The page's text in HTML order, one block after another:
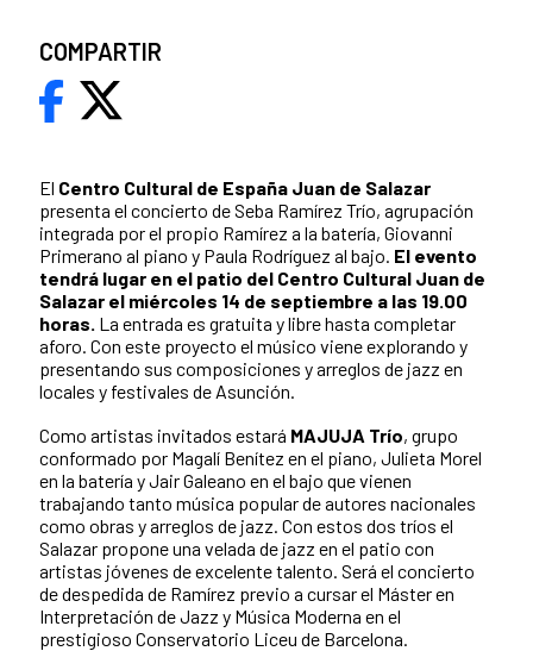
El Centro Cultural de España Juan de Salazar
presenta el concierto de Seba Ramírez Trío, agrupación
integrada por el propio Ramírez a la batería, Giovanni
Primerano al piano y Paula Rodríguez al bajo. El evento
tendrá lugar en el patio del Centro Cultural Juan de
Salazar el miércoles 14 de septiembre a las 19.00
horas. La entrada es gratuita y libre hasta completar
aforo. Con este proyecto el músico viene explorando y
presentando sus composiciones y arreglos de jazz en
locales y festivales de Asunción.
Como artistas invitados estará MAJUJA Trío, grupo
conformado por Magalí Benítez en el piano, Julieta Morel
en la batería y Jair Galeano en el bajo que vienen
trabajando tanto música popular de autores nacionales
como obras y arreglos de jazz. Con estos dos tríos el
Salazar propone una velada de jazz en el patio con
artistas jóvenes de excelente talento. Será el concierto
de despedida de Ramírez previo a cursar el Máster en
Interpretación de Jazz y Música Moderna en el
prestigioso Conservatorio Liceu de Barcelona.
COMPARTIR